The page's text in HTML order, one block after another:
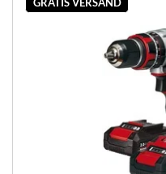
GRATIS VERSAND